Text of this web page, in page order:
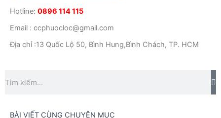
Hotline: 0896 114 115
Email : ccphuocloc@gmail.com
Địa chỉ :13 Quốc Lộ 50, Bình Hung,Bình Chách, TP. HCM
kiếm
BÀI VIẾT CÙNG CHUYÊN MỤC